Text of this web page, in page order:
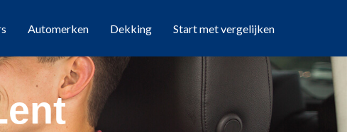
Automerken Dekking Start met vergelijken